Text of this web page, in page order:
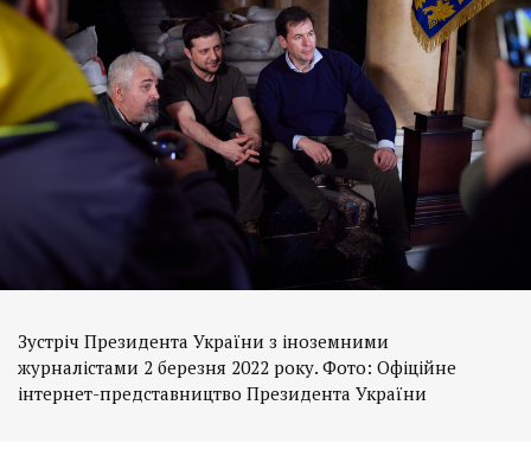
Зустріч Президента України з іноземними
журналістами 2 березня 2022 року. Фото: Офіційне
інтернет-представництво Президента України